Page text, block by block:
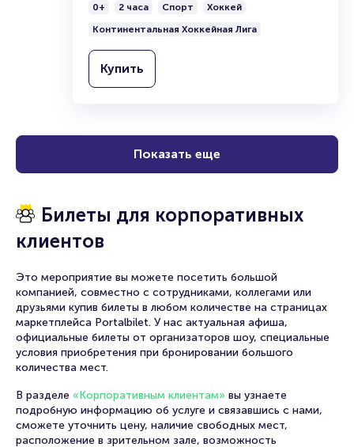
0+ 2 часа Спорт
Хоккей
Континентальная Хоккейная Лига
Купить
Показать еще
Билеты для корпоративных
клиентов
Это мероприятие вы можете посетить большой
компанией, совместно с сотрудниками, коллегами или
друзьями купив билеты в любом количестве на страницах
маркетплейса Portalbilet. У нас актуальная афиша,
официальные билеты от организаторов шоу, специальные
условия приобретения при бронировании большого
количества мест.
В разделе «Корпоративным клиентам» вы узнаете
подробную информацию об услуге и связавшись с нами,
сможете уточнить цену, наличие свободных мест,
расположение в зрительном зале, возможность